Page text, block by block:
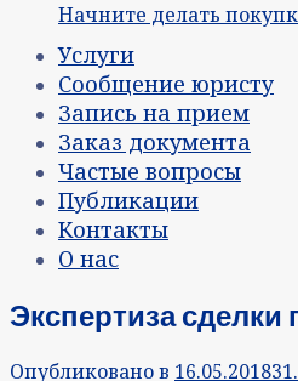
Начните делать
Услуги
Сообщение юристу
Запись на прием
Заказ документа
Частые вопросы
Публикации
Контакты
О нас
Экспертиза сделки
Опубликовано в 16.05.2018